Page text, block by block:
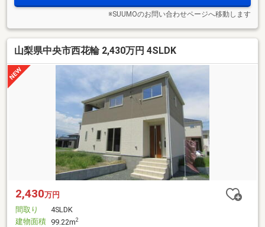
※SUUMOのお問い合わせページへ移動します
山梨県中央市西花輪 2,430万円 4SLDK
2,430万円
間取り
4SLDK
建物面積 99.22m2